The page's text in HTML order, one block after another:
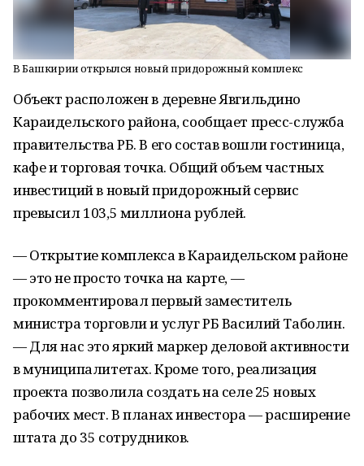
В Башкирии открылся новый придорожный комплекс
Объект расположен в деревне Явгильдино
Караидельского района, сообщает пресс-служба
правительства РБ. В его состав вошли гостиница,
кафе и торговая точка. Общий объем частных
инвестиций в новый придорожный сервис
превысил 103,5 миллиона рублей.
— Открытие комплекса в Караидельском районе
— это не просто точка на карте, —
прокомментировал первый заместитель
министра торговли и услуг РБ Василий Таболин.
— Для нас это яркий маркер деловой активности
в муниципалитетах. Кроме того, реализация
проекта позволила создать на селе 25 новых
рабочих мест. В планах инвестора — расширение
штата до 35 сотрудников.